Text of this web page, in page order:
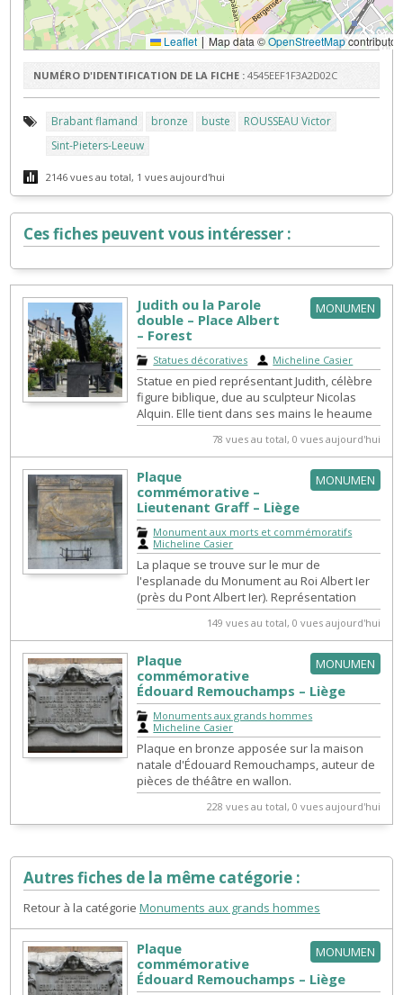
Leaflet | Map data ©OpenStreetMap
NUMÉRO D'IDENTIFICATION DE LA FICHE : 4545EEF1F3A2D02C
Brabant flamand bronze buste
ROUSSEAU Victor
Sint-Pieters-Leeuw
2146 vues au total, 1 vues aujourd'hui
Ces fiches peuvent vous intéresser :
MONUMEN
Judith ou la Parole
double – Place Albert
– Forest
Statues décoratives Micheline Casier
Statue en pied représentant Judith, célèbre
figure biblique, due au sculpteur Nicolas
Alquin. Elle tient dans ses mains le heaume
d'Holopherne qu'elle vient de ...
78 vues au total, 0 vues aujourd'hui
MONUMEN
Plaque
commémorative –
Lieutenant Graff – Liège
Monument aux morts et commémoratifs
Micheline Casier
La plaque se trouve sur le mur de
l'esplanade du Monument au Roi Albert Ier
(près du Pont Albert Ier). Représentation
d’une femme assise écrivant, face à deu...
149 vues au total, 0 vues aujourd'hui
MONUMEN
Plaque
commémorative
Édouard Remouchamps – Liège
Monuments aux grands hommes
Micheline Casier
Plaque en bronze apposée sur la maison
natale d'Édouard Remouchamps, auteur de
pièces de théâtre en wallon.
228 vues au total, 0 vues aujourd'hui
Autres fiches de la même catégorie :
Retour à la catégorie Monuments aux grands hommes
MONUMEN
Plaque
commémorative
Édouard Remouchamps – Liège